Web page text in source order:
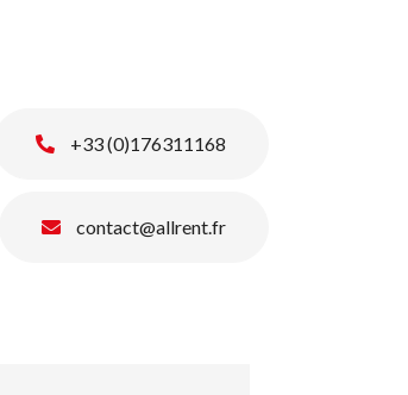
+33 (0)176311168
contact@allrent.fr